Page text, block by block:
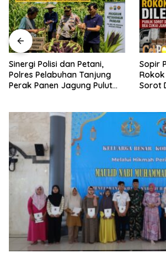
Pulut
Sopir Pengangkut 141 Karton
Rokok Ilegal Dilepas, Publik
Sorot Dasar Hukum Bea